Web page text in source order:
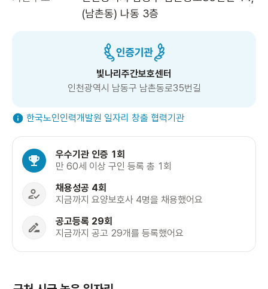
(남촌동) 나동 3층
빛나리주간보호센터
인천광역시 남동구 남촌동로35번길
한국노인인력개발원 일자리 창출 협력기관
우수기관 인증 1회
만 60세 이상 구인 등록 총 1회
채용성공 4회
지금까지 요양보호사 4명을 채용했어요
공고등록 29회
지금까지 공고 29개를 등록했어요